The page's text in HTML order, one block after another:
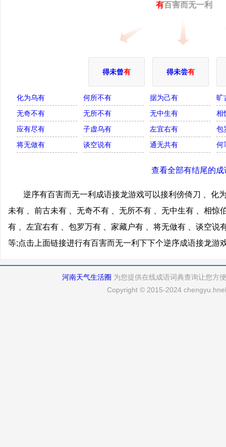
有百害而无一利
得未曾有 得未尝有
化为乌有 何所不有 据为己有
旷
无奇不有
无所不有 无中生有
相
应有尽有
子虚乌有 左宜右有
包
将无做有
谈空说有 通无共有 何
查看全部有结尾的成
逆序有百害而无一利成语接龙游戏可以接利傍倚刀 、化
未有 、前古未有 、无奇不有 、无所不有 、无中生有 、相惊
有 、左宜右有 、包罗万有 、家藏户有 、将无做有 、谈空说
等;点击上面链接进行有百害而无一利下下个逆序成语接龙游
河南天气生活圈 为您提供在线成语词典查询让您方
Copyright © 2015-2024